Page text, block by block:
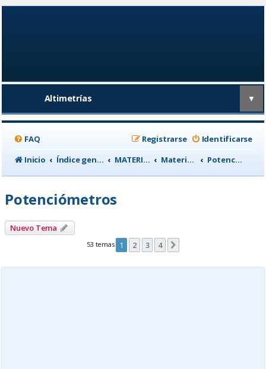
Altimetrías ▼
FAQ Identificarse
Registrarse
Inicio
Índice general MATERIAL CICLISTA Material para Entrenamiento Potenciómetros
Potenciómetros
Nuevo Tema
53 temas 1 2 3 4